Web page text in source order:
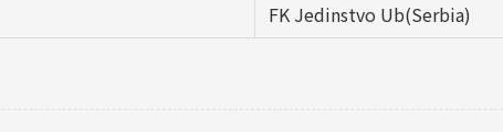
FK Jedinstvo Ub(Serbia)